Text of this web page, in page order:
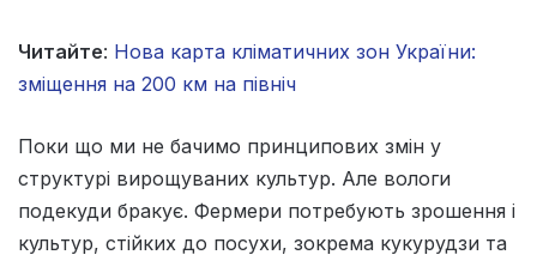
Читайте: Нова карта кліматичних зон України:
зміщення на 200 км на північ
Поки що ми не бачимо принципових змін у
структурі вирощуваних культур. Але вологи
подекуди бракує. Фермери потребують зрошення і
культур, стійких до посухи, зокрема кукурудзи та